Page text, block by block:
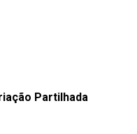
Partilhada